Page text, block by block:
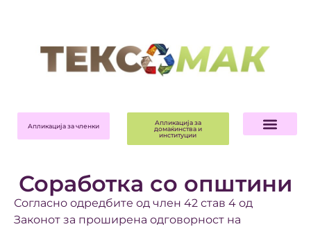
Апликација за членки
Апликација за
домаќинства и
институции
Соработка со општини
Согласно одредбите од член 42 став 4 од
Законот за проширена одговорност на